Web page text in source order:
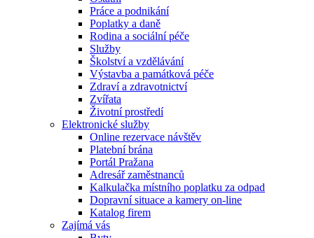
Práce a podnikání
Poplatky a daně
Rodina a sociální péče
Služby
Školství a vzdělávání
Výstavba a památková péče
Zdraví a zdravotnictví
Zvířata
Životní prostředí
Elektronické služby
Online rezervace návštěv
Platební brána
Portál Pražana
Adresář zaměstnanců
Kalkulačka místního poplatku za odpad
Dopravní situace a kamery on-line
Katalog firem
Zajímá vás